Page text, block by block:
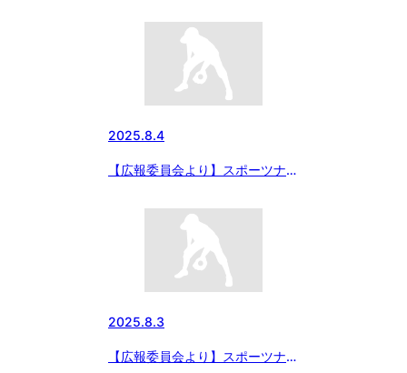
ジェックカップ 第56回日本少年
野球選手権大会」大会三日目の記
2025.8.4
【広報委員会より】スポーツナビ
ジェックカップ 第56回日本少年
野球選手権大会」大会二日目の記
2025.8.3
【広報委員会より】スポーツナビ